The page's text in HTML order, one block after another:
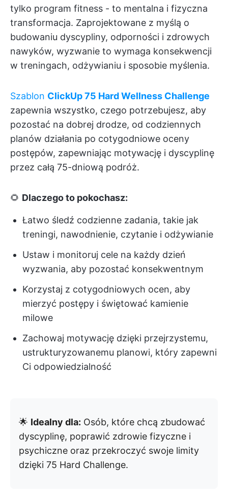
tylko program fitness - to mentalna i fizyczna
transformacja. Zaprojektowane z myślą o
budowaniu dyscypliny, odporności i zdrowych
nawyków, wyzwanie to wymaga konsekwencji
w treningach, odżywianiu i sposobie myślenia.
Szablon ClickUp 75 Hard Wellness Challenge
zapewnia wszystko, czego potrzebujesz, aby
pozostać na dobrej drodze, od codziennych
planów działania po cotygodniowe oceny
postępów, zapewniając motywację i dyscyplinę
przez całą 75-dniową podróż.
🌻 Dlaczego to pokochasz:
Łatwo śledź codzienne zadania, takie jak
treningi, nawodnienie, czytanie i odżywianie
Ustaw i monitoruj cele na każdy dzień
wyzwania, aby pozostać konsekwentnym
Korzystaj z cotygodniowych ocen, aby
mierzyć postępy i świętować kamienie
milowe
Zachowaj motywację dzięki przejrzystemu,
ustrukturyzowanemu planowi, który zapewni
Ci odpowiedzialność
🌟 Idealny dla: Osób, które chcą zbudować
dyscyplinę, poprawić zdrowie fizyczne i
psychiczne oraz przekroczyć swoje limity
dzięki 75 Hard Challenge.